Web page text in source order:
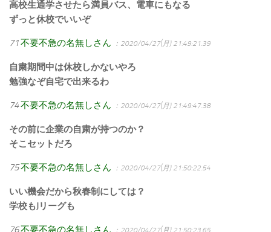
高校生通学させたら満員バス、電車にもなる
ずっと休校でいいぞ
71不要不急の名無しさん ：2020/04/27(月) 21:49:21.39
自粛期間中は休校しかないやろ
勉強なぞ自宅で出来るわ
74不要不急の名無しさん ：2020/04/27(月) 21:49:47.38
その前に企業の自粛が持つのか？
そこセットだろ
75不要不急の名無しさん ：2020/04/27(月) 21:50:22.54
いい機会だから秋春制にしては？
学校もJリーグも
76不要不急の名無しさん ：2020/04/27(月) 21:50:23.65